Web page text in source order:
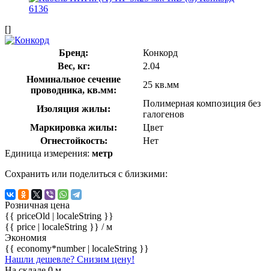
[]
Бренд:
Конкорд
Вес, кг:
2.04
Номинальное сечение
проводника, кв.мм:
25 кв.мм
Изоляция жилы:
Полимерная композиция без
галогенов
Маркировка жилы:
Цвет
Огнестойкость:
Нет
Единица измерения: метр
Сохранить или поделиться с близкими:
Розничная цена
{{ priceOld | localeString }}
{{ price | localeString }} / м
Экономия
{{ economy*number | localeString }}
Нашли дешевле? Снизим цену!